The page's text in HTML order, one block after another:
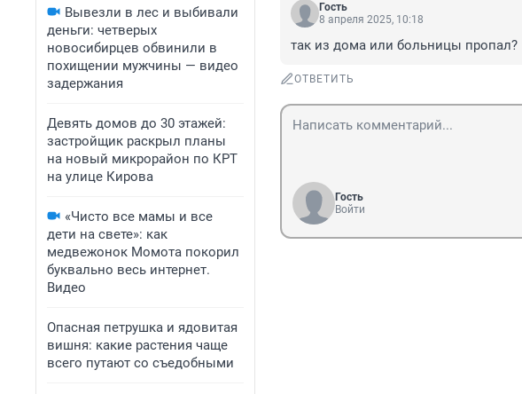
Вывезли в лес и выбивали
деньги: четверых
новосибирцев обвинили в
похищении мужчины — видео
задержания
Девять домов до 30 этажей:
застройщик раскрыл планы
на новый микрорайон по КРТ
на улице Кирова
«Чисто все мамы и все
дети на свете»: как
медвежонок Момота покорил
буквально весь интернет.
Видео
Опасная петрушка и ядовитая
вишня: какие растения чаще
всего путают со съедобными
Гость
8 апреля 2025, 10:18
так из дома или больницы пропал?
ОТВЕТИТЬ
Гость
Войти